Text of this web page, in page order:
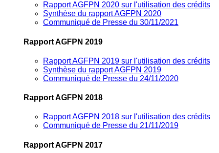
Rapport AGFPN 2020 sur l'utilisation des crédits
Synthèse du rapport AGFPN 2020
Communiqué de Presse du 30/11/2021
Rapport AGFPN 2019
Rapport AGFPN 2019 sur l'utilisation des crédits
Synthèse du rapport AGFPN 2019
Communiqué de Presse du 24/11/2020
Rapport AGFPN 2018
Rapport AGFPN 2018 sur l'utilisation des crédits
Communiqué de Presse du 21/11/2019
Rapport AGFPN 2017